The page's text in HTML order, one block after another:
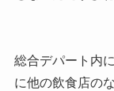
総合デパート内
に他の飲食店の